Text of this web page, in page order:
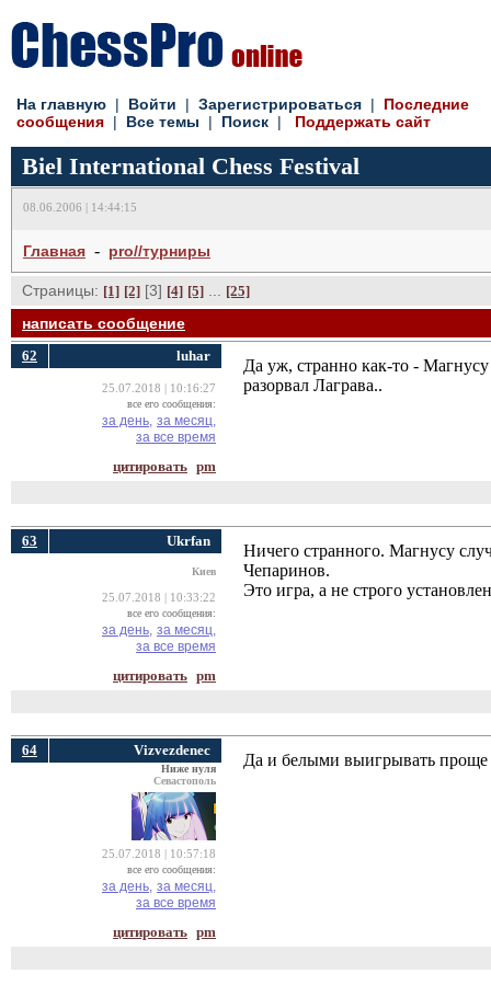
На главную | Войти | Зарегистрироваться | Последние
сообщения | Все темы | Поиск | Поддержать сайт
Biel International Chess Festival
08.06.2006 | 14:44:15
Главная - pro//турниры
Страницы: [1] [2] [3] [4] [5] [25]
написать сообщение
62 luhar
25.07.2018 | 10:16:27
все его сообщения:
за день, за месяц,
за все время
цитировать pm
Да уж, странно как-то -
разорвал Лаграва..
63 Ukrfan
Киев
25.07.2018 | 10:33:22
все его сообщения:
за день, за месяц,
за все время
цитировать pm
Ничего странного. Магнусу
Чепаринов.
Это игра, а не строго
64 Vizvezdenec
Ниже нуля
Севастополь
25.07.2018 | 10:57:18
все его сообщения:
за день, за месяц,
за все время
цитировать pm
Да и белыми выигрывать